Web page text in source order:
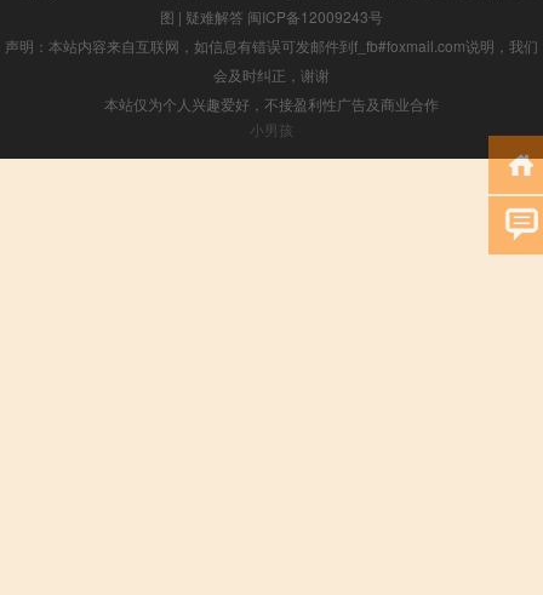
图 | 疑难解答 闽ICP备12009243号
声明：本站内容来自互联网，如信息有错误可发邮件到f_fb#foxmail.com说明，我们
会及时纠正，谢谢
本站仅为个人兴趣爱好，不接盈利性广告及商业合作
小男孩